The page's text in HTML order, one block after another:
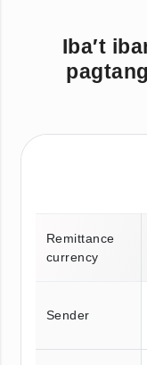
Iba′t
Remittance
currency
Sender